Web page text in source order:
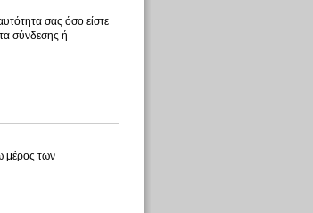
σας όσο είστε
σύνδεσης ή
μέρος των